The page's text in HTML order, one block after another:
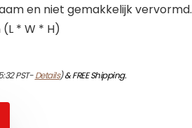
en niet gemakkelijk vervormd.
(L * W * H)
PST-Details)&FREE Shipping.